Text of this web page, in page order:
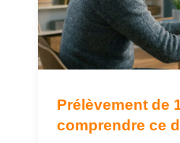
Prélèvement de
comprendre ce